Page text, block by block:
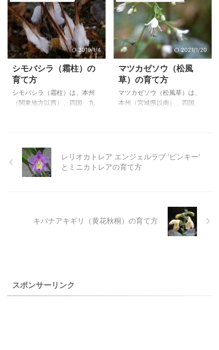
（Tradescantia silla ...
０２年１０月２３日 撮影
栽培品 ...
豊）とだけ教えていただい
て、今は亡き叔父からいただ
いたものですが、下段に書い
たように東洋蘭（大豊）のル
ーツを教えていただきまし
た。 現在も小型の和蘭など東
洋ランとの交配が行われ、販
売されているようですから、
それらのさきがけのような存
在だったのかもしれません。
豊）は、自宅で ...
の植物で、全体が銀白色の絹
毛に覆われた葉が、マットに
なった姿はとても美しいで
す。 ヨモギ属の大雪山で写し
たシロサマニヨモギ（白様似
蓬）、尾瀬で写したオオヨモ
ギ（大蓬）、根本山のイヌヨ
モギ（犬蓬）の特徴を下に載
せています。 上のアサギリソ
ウ（朝霧草）は、自宅で２０
2019/1/4
シモバシラ（霜柱）の
育て方
シモバシラ（霜柱）は、本州
（関東地方以西）、四国、九
とからこの名があります。 シ
モバシラは種から育てました
が１月に種を播くと、その年
物です。 上のシモバシラ（霜
柱）は、自宅で２０１７年１
１０月１ ...
2021/1/20
マツカゼソウ（松風
草）の育て方
マツカゼソウ（松風草）は、
本州（宮城県以南）、四国、
気があります。 独立した種、
（Boenninghausenia japonica
（Boenninghausenia albiflora
）を分類上の基本種として変
種とする考え方もあるようで
す。 上のマツカゼソウ（松風
レリオカトレア エンジェルラブ ‘ピンキー’
とミニカトレアの育て方
キバナアキギリ（黄花秋桐）の育て方
スポンサーリンク